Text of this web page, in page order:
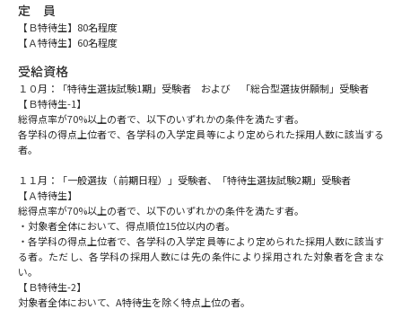
大学入学共通テスト「受験上の
配慮案内」の請求
幼稚園教員資格認定試験 小学校教員資格認定試験
高等学校（情報）教員資格認定
試験
大学研究 大学検索
大学で学べる内容や特徴を調べる
定 員
【Ｂ特待生】80名程度
【Ａ特待生】60名程度
受給資格
１０月：「特待生選抜試験1期」受験者 および 「総合型選抜併願制」受験者
【Ｂ特待生-1】
総得点率が70%以上の者で、以下のいずれかの条件を満たす者。
各学科の得点上位者で、各学科の入学定員等により定められた採用人数に該当する
者。
１１月：「一般選抜（ 前期日程）」受験者、「特待生選抜試験2期」受験者
【Ａ特待生】
総得点率が70%以上の者で、以下のいずれかの条件を満たす者。
・対象者全体において、得点順位15位以内の者。
・各学科の得点上位者で、各学科の入学定員等により定められた採用人数に該当す
る者。ただし、各学科の採用人数には先の条件により採用された対象者を含まな
い。
【Ｂ特待生-2】
対象者全体において、A特待生を除く特点上位の者。